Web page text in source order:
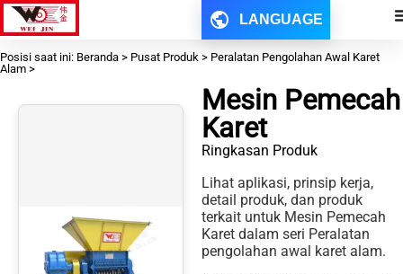
LANGUAGE
Posisi saat ini: Beranda > Pusat Produk > Peralatan Pengolahan Awal Karet
Alam >
Mesin Pemecah
Karet
Ringkasan Produk
Lihat aplikasi, prinsip kerja,
detail produk, dan produk
terkait untuk Mesin Pemecah
Karet dalam seri Peralatan
pengolahan awal karet alam.